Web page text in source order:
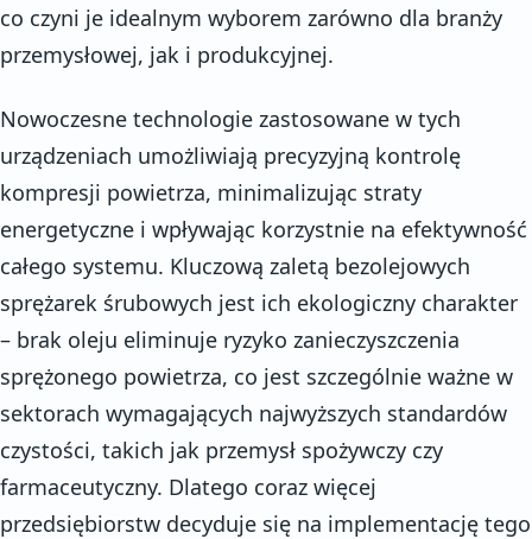
co czyni je idealnym wyborem zarówno dla branży
przemysłowej, jak i produkcyjnej.
Nowoczesne technologie zastosowane w tych
urządzeniach umożliwiają precyzyjną kontrolę
kompresji powietrza, minimalizując straty
energetyczne i wpływając korzystnie na efektywność
całego systemu. Kluczową zaletą bezolejowych
sprężarek śrubowych jest ich ekologiczny charakter
– brak oleju eliminuje ryzyko zanieczyszczenia
sprężonego powietrza, co jest szczególnie ważne w
sektorach wymagających najwyższych standardów
czystości, takich jak przemysł spożywczy czy
farmaceutyczny. Dlatego coraz więcej
przedsiębiorstw decyduje się na implementację tego